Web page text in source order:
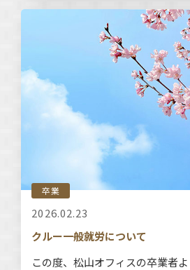
卒業
2026.02.23
クルー一般就労について
この度、松山オフィスの卒業者